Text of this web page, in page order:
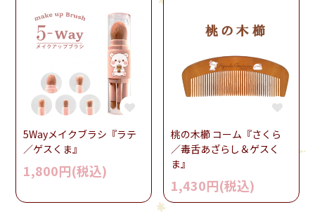
5Wayメイクブラシ『ラテ
／ゲスくま』
1,800円(税込)
桃の木櫛 コーム『さくら
／毒舌あざらし＆ゲスく
ま』
1,430円(税込)